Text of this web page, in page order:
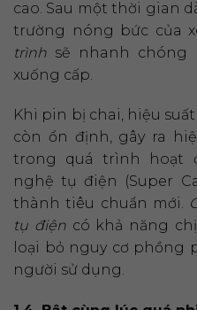
cao. Sau một thời gian
trường nóng bức của
trình sẽ nhanh chóng
xuống cấp.
Khi pin bị chai, hiệu
còn ổn định, gây ra
trong quá trình hoạt
nghệ tụ điện (Super
thành tiêu chuẩn mới.
tụ điệncó khả năng
loại bỏ nguy cơ phồng
người sử dụng.